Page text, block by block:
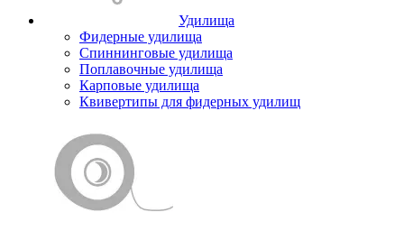
Удилища
Фидерные удилища
Спиннинговые удилища
Поплавочные удилища
Карповые удилища
Квивертипы для фидерных удилищ